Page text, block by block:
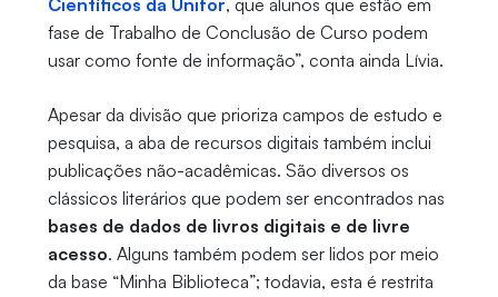
Científicos da Unifor, que alunos que estão em
fase de Trabalho de Conclusão de Curso podem
usar como fonte de informação”, conta ainda Lívia.
Apesar da divisão que prioriza campos de estudo e
pesquisa, a aba de recursos digitais também inclui
publicações não-acadêmicas. São diversos os
clássicos literários que podem ser encontrados nas
bases de dados de livros digitais e de livre
acesso. Alguns também podem ser lidos por meio
da base “Minha Biblioteca”; todavia, esta é restrita